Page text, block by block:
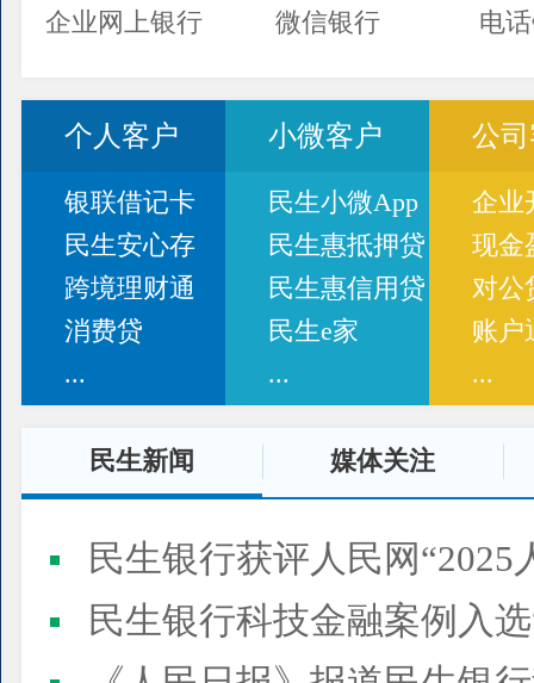
企业网上银行 微信银行 电
个人客户
银联借记卡
民生安心存
跨境理财通
消费贷
...
小微客户
民生小微App
民生惠抵押贷
民生惠信用贷
民生e家
...
公
企业
现金
对公
账户
...
民生新闻 媒体关注
民生银行获评人民网“2025
民生银行科技金融案例入选“2025人民